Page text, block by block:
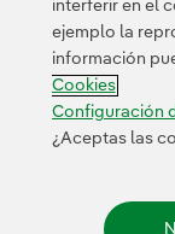
Contacta
Configuración
interferir en el
ejemplo la
información
Cookies
Configuración
¿Aceptas las